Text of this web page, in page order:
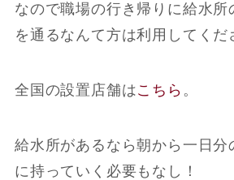
なので職場の行き帰りに給水所
を通るなんて方は利用してくだ
全国の設置店舗はこちら 。
給水所があるなら朝から一日分
に持っていく必要もなし！